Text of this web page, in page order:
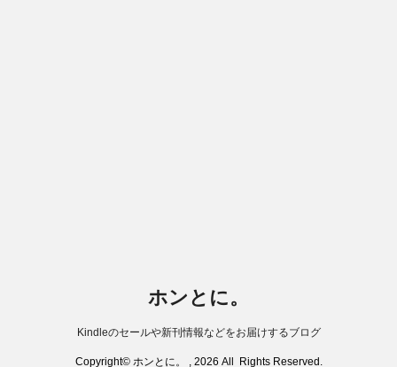
ホンとに。
Kindleのセールや新刊情報などをお届けするブログ
Copyright© ホンとに。 , 2026 All Rights Reserved.